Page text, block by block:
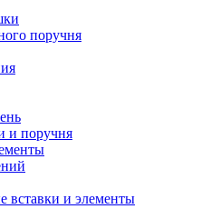
поручня
и поручня
вставки и элементы